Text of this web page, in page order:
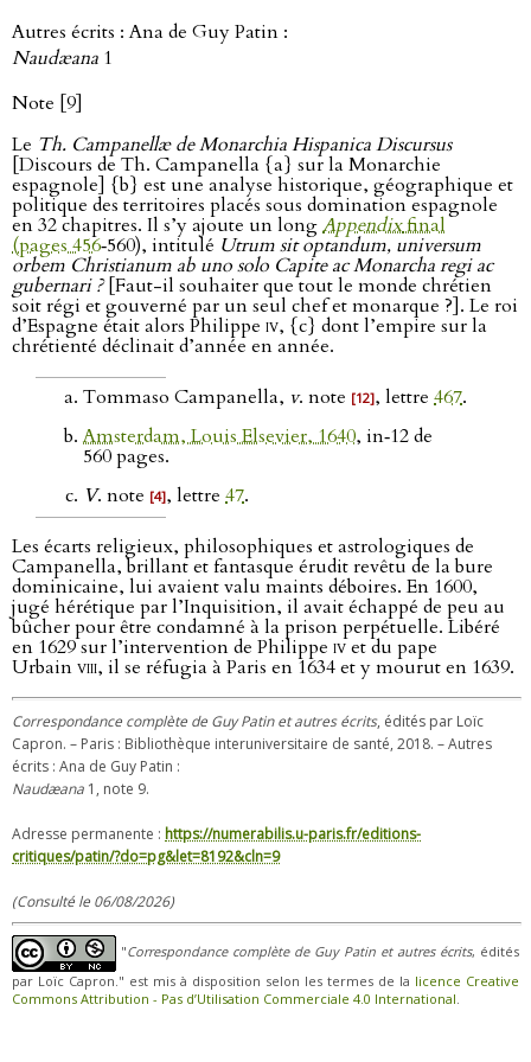
Autres écrits : Ana de Guy Patin :
Naudæana 1
Note [9]
Le Th. Campanellæ de Monarchia Hispanica Discursus
[Discours de Th. Campanella {a} sur la Monarchie
espagnole] {b} est une analyse historique, géographique et
politique des territoires placés sous domination espagnole
en 32 chapitres. Il s’y ajoute un longAppendixfinal
(pages 456‑560), intitulé Utrum sit optandum, universum
orbem Christianum ab uno solo Capite ac Monarcha regi ac
gubernari ?[Faut-il souhaiter que tout le monde chrétien
soit régi et gouverné par un seul chef et monarque ?]. Le roi
d’Espagne était alors Philippe iv, {c} dont l’empire sur la
chrétienté déclinait d’année en année.
Tommaso Campanella, v. note [12], lettre 467.
Amsterdam, Louis Elsevier, 1640, in‑12 de
560 pages.
V. note [4], lettre 47.
Les écarts religieux, philosophiques et astrologiques de
Campanella, brillant et fantasque érudit revêtu de la bure
dominicaine, lui avaient valu maints déboires. En 1600,
jugé hérétique par l’Inquisition, il avait échappé de peu au
bûcher pour être condamné à la prison perpétuelle. Libéré
en 1629 sur l’intervention de Philippe ivet du pape
Urbainviii, il se réfugia à Paris en 1634 et y mourut en 1639.
Correspondance complète de Guy Patin et autres écrits, édités par Loïc
Capron. – Paris : Bibliothèque interuniversitaire de santé, 2018. – Autres
écrits : Ana de Guy Patin :
Naudæana 1, note 9.
Adresse permanente : https://numerabilis.u-paris.fr/editions-
critiques/patin/?do=pg&let=8192&cln=9
(Consulté le 06/08/2026)
"Correspondance complète de Guy Patin et autres écrits, édités
par Loïc Capron." est mis à disposition selon les termes de la licence Creative
Commons Attribution - Pas d’Utilisation Commerciale 4.0 International.